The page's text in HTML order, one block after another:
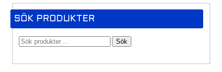
SÖK PRODUKTER
Sök